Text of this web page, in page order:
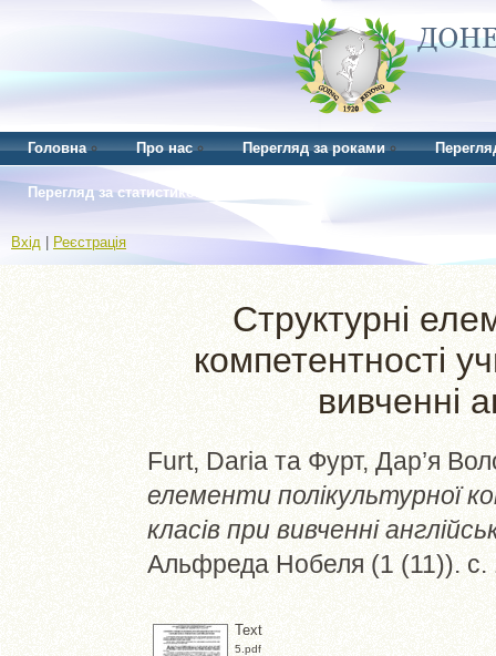
Головна Про нас Перегляд за роками
Перегляд за статистикою
Вхід Реєстрація
Структурні
компетентності
вивченні
Furt, Daria та Фурт, Дар’я
елементи полікультурної
класів при вивченні
Альфреда Нобеля (1 (11)).
Text
5.pdf